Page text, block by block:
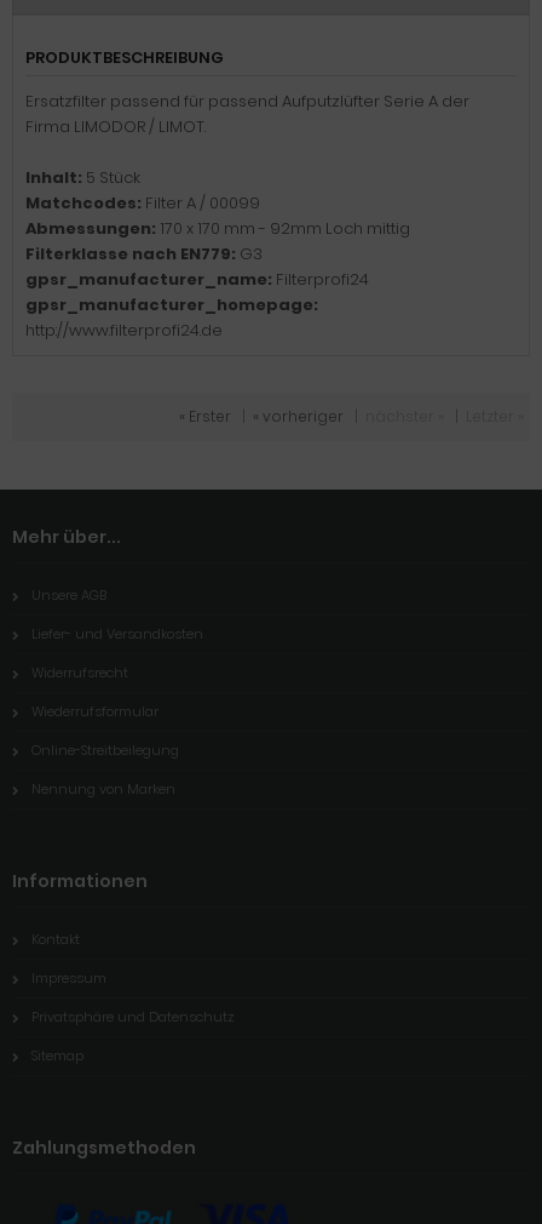
PRODUKTBESCHREIBUNG
Ersatzfilter passend für passend Aufputzlüfter Serie A der
Firma LIMODOR / LIMOT.
Inhalt: 5 Stück
Matchcodes: Filter A / 00099
Abmessungen: 170 x 170 mm - 92mm Loch mittig
Filterklasse nach EN779: G3
gpsr_manufacturer_name: Filterprofi24
gpsr_manufacturer_homepage:
http://www.filterprofi24.de
« Erster « vorheriger
Mehr über...
Unsere AGB
Liefer- und Versandkosten
Widerrufsrecht
Wiederrufsformular
Online-Streitbeilegung
Nennung von Marken
Informationen
Kontakt
Impressum
Privatsphäre und Datenschutz
Sitemap
Zahlungsmethoden